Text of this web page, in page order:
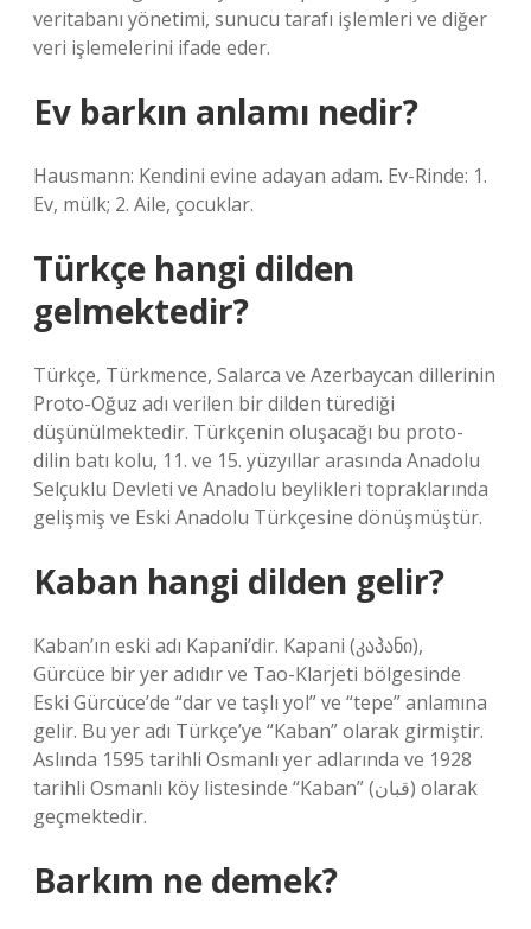
veritabanı yönetimi, sunucu tarafı işlemleri ve diğer
veri işlemelerini ifade eder.
Ev barkın anlamı nedir?
Hausmann: Kendini evine adayan adam. Ev-Rinde: 1.
Ev, mülk; 2. Aile, çocuklar.
Türkçe hangi dilden
gelmektedir?
Türkçe, Türkmence, Salarca ve Azerbaycan dillerinin
Proto-Oğuz adı verilen bir dilden türediği
düşünülmektedir. Türkçenin oluşacağı bu proto-
dilin batı kolu, 11. ve 15. yüzyıllar arasında Anadolu
Selçuklu Devleti ve Anadolu beylikleri topraklarında
gelişmiş ve Eski Anadolu Türkçesine dönüşmüştür.
Kaban hangi dilden gelir?
Kaban’ın eski adı Kapani’dir. Kapani (კაპანი),
Gürcüce bir yer adıdır ve Tao-Klarjeti bölgesinde
Eski Gürcüce’de “dar ve taşlı yol” ve “tepe” anlamına
gelir. Bu yer adı Türkçe’ye “Kaban” olarak girmiştir.
Aslında 1595 tarihli Osmanlı yer adlarında ve 1928
tarihli Osmanlı köy listesinde “Kaban” (قبان) olarak
geçmektedir.
Barkım ne demek?